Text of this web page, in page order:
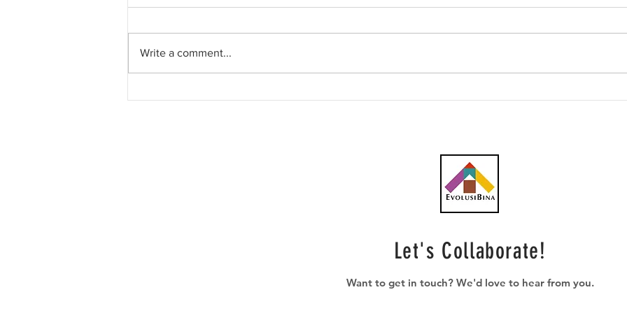
Write a comment...
Let's Collaborate!
Want to get in touch? We'd love to hear from you.